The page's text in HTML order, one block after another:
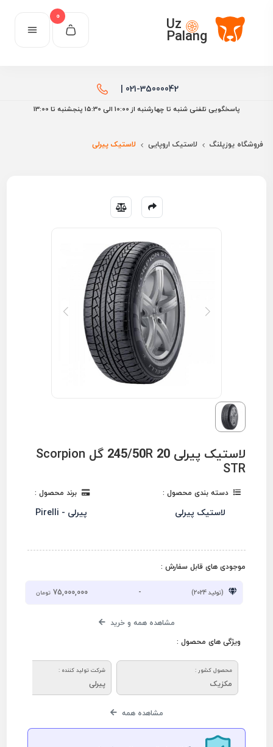
Uz
Palang
0
021-35000042 |
پاسخگویی تلفنی شنبه تا چهارشنبه از 10:00 الی ۱۵:30 پنجشنبه تا 13:00
فروشگاه یوزپلنگ لاستیک اروپایی لاستیک پیرلی
لاستیک پیرلی 245/50R 20 گل Scorpion
STR
دسته بندی محصول :
لاستیک پیرلی
برند محصول :
پیرلی - Pirelli
موجودی های قابل سفارش :
(تولید 2024) -
75,000,000 تومان
مشاهده همه و خرید
ویژگی های محصول :
محصول کشور :
مکزیک
شرکت تولید کننده :
پیرلی
مشاهده همه